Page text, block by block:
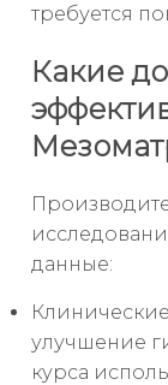
требуется
Какие
данные:
улучшение
курса